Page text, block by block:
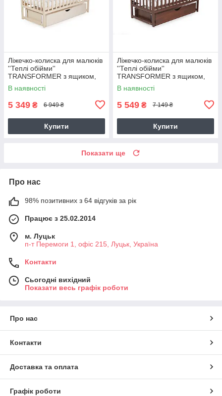
Ліжечко-колиска для малюків
''Теплі обійми''
TRANSFORMER з ящиком,
ваніль
В наявності
5 349 ₴ 6 949 ₴
Купити
Ліжечко-колиска для малюків
''Теплі обійми''
TRANSFORMER з ящиком,
горіх
В наявності
5 549 ₴ 7 149 ₴
Купити
Показати ще
Про нас
98% позитивних з 64 відгуків за рік
Працює з 25.02.2014
м. Луцьк
п-т Перемоги 1, офіс 215, Луцьк, Україна
Контакти
Сьогодні вихідний
Показати весь графік роботи
Про нас
Контакти
Доставка та оплата
Графік роботи